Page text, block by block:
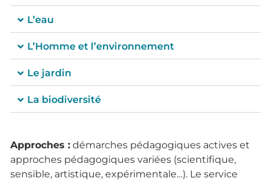
L’eau
L’Homme et l’environnement
Le jardin
La biodiversité
Approches : démarches pédagogiques actives et
approches pédagogiques variées (scientifique,
sensible, artistique, expérimentale…). Le service